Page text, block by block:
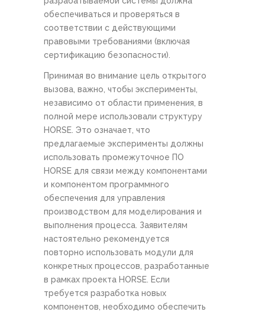
обеспечиваться и проверяться в
соответствии с действующими
правовыми требованиями (включая
сертификацию безопасности).
Принимая во внимание цель открытого
вызова, важно, чтобы эксперименты,
независимо от области применения, в
полной мере использовали структуру
HORSE. Это означает, что
предлагаемые эксперименты должны
использовать промежуточное ПО
HORSE для связи между компонентами
и компонентом программного
обеспечения для управления
производством для моделирования и
выполнения процесса. Заявителям
настоятельно рекомендуется
повторно использовать модули для
конкретных процессов, разработанные
в рамках проекта HORSE. Если
требуется разработка новых
компонентов, необходимо обеспечить